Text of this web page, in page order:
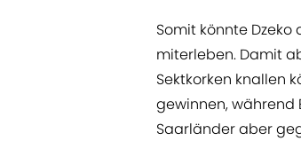
Somit könnte
miterleben. Damit
Sektkorken knallen
gewinnen, während
Saarländer aber